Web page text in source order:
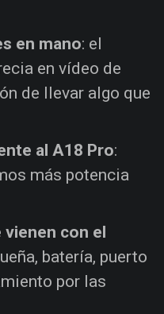
en mano: el
en vídeo de
de llevar algo que
al A18 Pro:
más potencia
vienen con el
batería, puerto
por las